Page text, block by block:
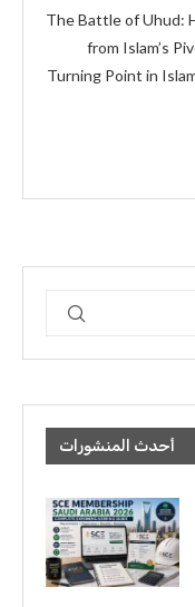
The Battle of Uhud:
from Islam’s
Turning Point in
أحدث المنشورات